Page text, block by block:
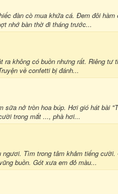
đàn cò mua khứa cá. Đem đôi hàm
nhớ bàn thờ đi tháng trước...
không có buồn nhưng rất. Riêng tư
về confetti bị đánh...
nở tròn hoa búp. Hơi gió hát bài
trong mắt ..., phà hơi...
Tìm trong tâm khảm tiếng cười.
buồn. Gót xưa em đỏ màu...